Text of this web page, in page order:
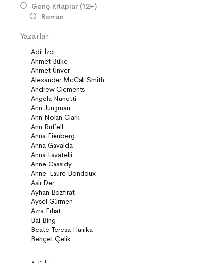
Genç Kitaplar (12+)
Roman
Öyküler
Şiirler
Deneme
Anlatı
Seçki
Köprü Kitaplar (10+)
Roman
Öyküler
Anlatı
ON8 (15+)
Roman
Diziler
Öyküler
Anlatı
Gizemli Maceralar Koleksiyonu
Diziler
Behiç Ak Yetişkin Kitapları
Öykü
Yazarlar